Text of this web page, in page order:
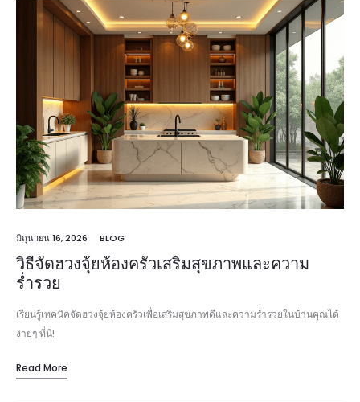
มิถุนายน 16, 2026 BLOG
วิธีจัดฮวงจุ้ยห้องครัวเสริมสุขภาพและความ
ร่ำรวย
เรียนรู้เทคนิคจัดฮวงจุ้ยห้องครัวเพื่อเสริมสุขภาพดีและความร่ำรวยในบ้านคุณได้
ง่ายๆ ที่นี่!
Read More